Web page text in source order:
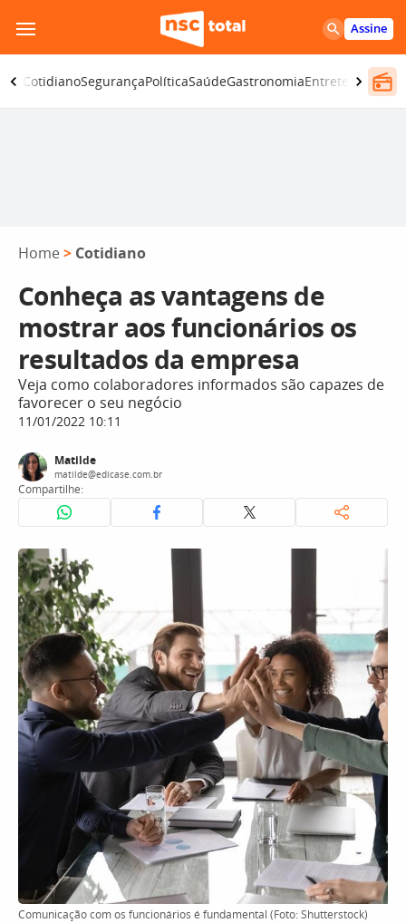
para
o
conteúdo
Assine
CotidianoSegurançaPolíticaSaúdeGastronomiaEntretenimento
Home > Cotidiano
Conheça as vantagens de
mostrar aos funcionários os
resultados da empresa
Veja como colaboradores informados são capazes de
favorecer o seu negócio
11/01/2022 10:11
Matilde
matilde@edicase.com.br
Compartilhe:
Comunicação com os funcionários é fundamental (Foto: Shutterstock)